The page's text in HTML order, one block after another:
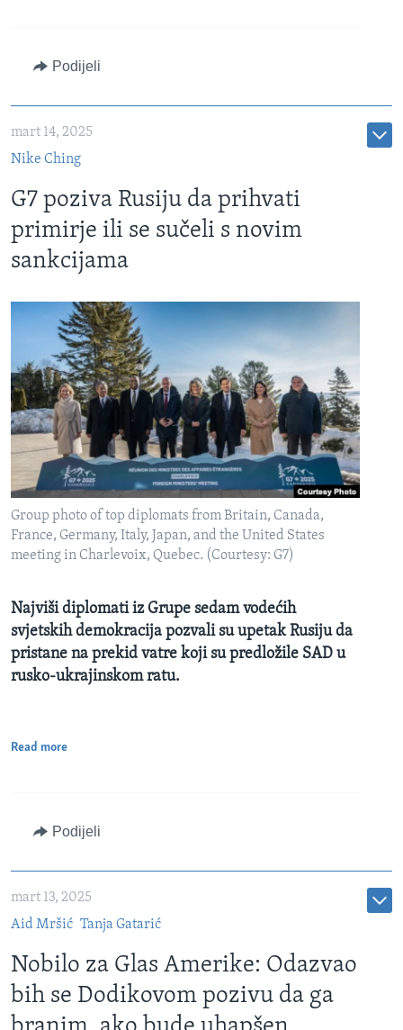
Podijeli
mart 14, 2025
Nike Ching
G7 poziva Rusiju da prihvati
primirje ili se sučeli s novim
sankcijama
Group photo of top diplomats from Britain, Canada,
France, Germany, Italy, Japan, and the United States
meeting in Charlevoix, Quebec. (Courtesy: G7)
Najviši diplomati iz Grupe sedam vodećih
svjetskih demokracija pozvali su upetak Rusiju da
pristane na prekid vatre koji su predložile SAD u
rusko-ukrajinskom ratu.
Read more
Podijeli
mart 13, 2025
Aid Mršić Tanja Gatarić
Nobilo za Glas Amerike: Odazvao
bih se Dodikovom pozivu da ga